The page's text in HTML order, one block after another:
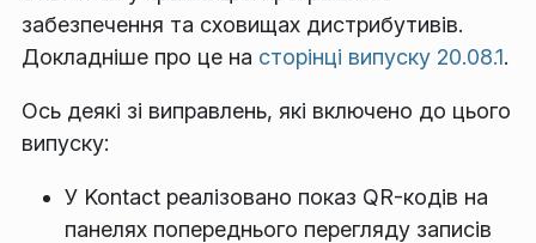
забезпечення та сховищах дистрибутивів.
Докладніше про це на сторінці випуску 20.08.1.
Ось деякі зі виправлень, які включено до цього
випуску:
У Kontact реалізовано показ QR-кодів на
панелях попереднього перегляду записів